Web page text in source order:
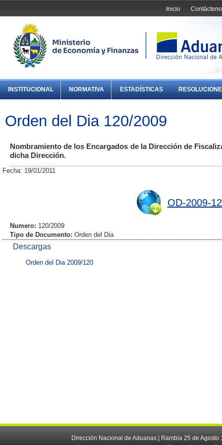
Inicio
INSTITUCIONAL NORMATIVA ESTADÍSTICAS
Orden del Dia 120/2009
Nombramiento de los Encargados de la Dirección de
dicha Dirección.
Fecha: 19/01/2011
OD-2009-
Numero: 120/2009
Tipo de Documento: Orden del Dia
Descargas
Orden del Dia 2009/120
Dirección Nacional de Aduanas | Rambla 25 de